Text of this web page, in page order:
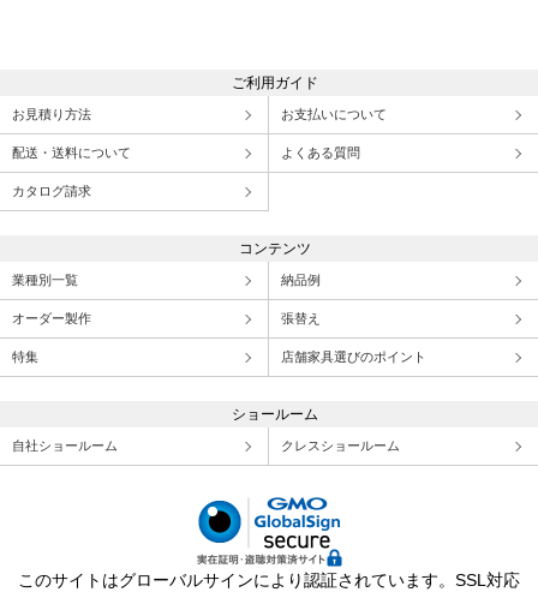
ご利用ガイド
お見積り方法 お支払いについて
配送・送料について よくある質問
カタログ請求
コンテンツ
業種別一覧 納品例
オーダー製作 張替え
特集 店舗家具選びのポイント
ショールーム
自社ショールーム クレスショールーム
このサイトはグローバルサインにより認証されています。SSL対応